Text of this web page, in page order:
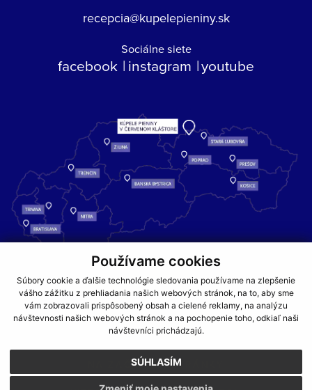
Používame cookies
Súbory cookie a ďalšie technológie sledovania používame na zlepšenie
vášho zážitku z prehliadania našich webových stránok, na to, aby sme
vám zobrazovali prispôsobený obsah a cielené reklamy, na analýzu
návštevnosti našich webových stránok a na pochopenie toho, odkiaľ naši
návštevníci prichádzajú.
SÚHLASÍM
recepcia@kupelepieniny.sk
Sociálne siete
facebook instagram youtube
Kúpele Pieniny – miesto, kde sa príroda stretáva s liečivou silou
vody a oddychom pre telo aj dušu.
GDPR COOKIES PARTNERI
JEDÁLNY LÍSTOK
CENNÍKY
NA ZAČIATOK STRÁNKY